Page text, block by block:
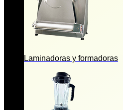
Laminadoras y formadoras